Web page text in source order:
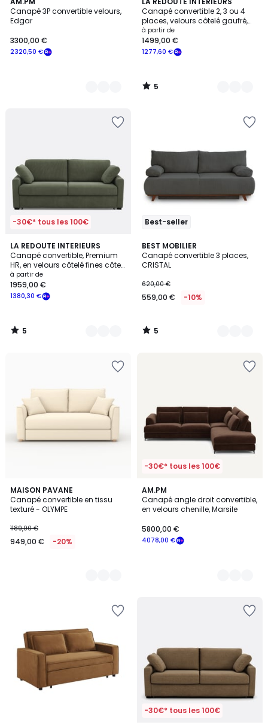
Canapé 3P convertible velours,
Edgar
2320,50 €
3300,00 €
14
Couleurs
Canapé convertible 2, 3 ou 4
places, velours côtelé gaufré,
YDE
à partir de
1277,60 €
1499,00 €
/
5
8
Couleurs
5
/
-30€* tous les 100€
LA REDOUTE INTERIEURS
Canapé convertible, Premium
HR, en velours côtelé fines côtes,
TIMOR
à partir de
1380,30 €
1959,00 €
5
/
5
5
Couleurs
5
/
Best-seller
BEST MOBILIER
Canapé convertible 3 places,
CRISTAL
620,00 €
559,00 € -10%
5
/
5
5
Couleurs
5
/
MAISON PAVANE
Canapé convertible en tissu
texturé - OLYMPE
1189,00 €
949,00 € -20%
2
Couleurs
-30€* tous les 100€
AM.PM
Canapé angle droit convertible,
en velours chenille, Marsile
4078,00 €
5800,00 €
8
Couleurs
-30€* tous les 100€